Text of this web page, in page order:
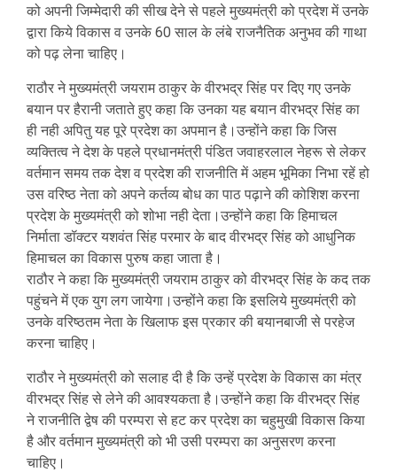
को अपनी जिम्मेदारी की सीख देने से पहले मुख्यमंत्री को प्रदेश में उनके
द्वारा किये विकास व उनके 60 साल के लंबे राजनैतिक अनुभव की गाथा
को पढ़ लेना चाहिए।
राठौर ने मुख्यमंत्री जयराम ठाकुर के वीरभद्र सिंह पर दिए गए उनके
बयान पर हैरानी जताते हुए कहा कि उनका यह बयान वीरभद्र सिंह का
ही नही अपितु यह पूरे प्रदेश का अपमान है।उन्होंने कहा कि जिस
व्यक्तित्व ने देश के पहले प्रधानमंत्री पंडित जवाहरलाल नेहरू से लेकर
वर्तमान समय तक देश व प्रदेश की राजनीति में अहम भूमिका निभा रहें हो
उस वरिष्ठ नेता को अपने कर्तव्य बोध का पाठ पढ़ाने की कोशिश करना
प्रदेश के मुख्यमंत्री को शोभा नही देता।उन्होंने कहा कि हिमाचल
निर्माता डॉक्टर यशवंत सिंह परमार के बाद वीरभद्र सिंह को आधुनिक
हिमाचल का विकास पुरुष कहा जाता है।
राठौर ने कहा कि मुख्यमंत्री जयराम ठाकुर को वीरभद्र सिंह के कद तक
पहुंचने में एक युग लग जायेगा।उन्होंने कहा कि इसलिये मुख्यमंत्री को
उनके वरिष्ठतम नेता के खिलाफ इस प्रकार की बयानबाजी से परहेज
करना चाहिए।
राठौर ने मुख्यमंत्री को सलाह दी है कि उन्हें प्रदेश के विकास का मंत्र
वीरभद्र सिंह से लेने की आवश्यकता है।उन्होंने कहा कि वीरभद्र सिंह
ने राजनीति द्वेष की परम्परा से हट कर प्रदेश का चहुमुखी विकास किया
है और वर्तमान मुख्यमंत्री को भी उसी परम्परा का अनुसरण करना
चाहिए।